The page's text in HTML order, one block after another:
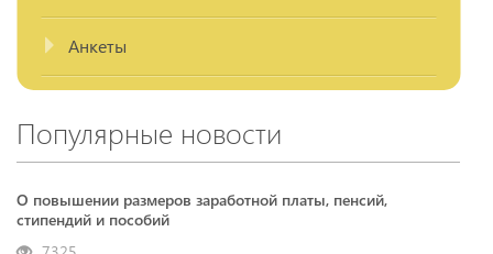
Анкеты
Популярные новости
О повышении размеров заработной платы, пенсий,
стипендий и пособий